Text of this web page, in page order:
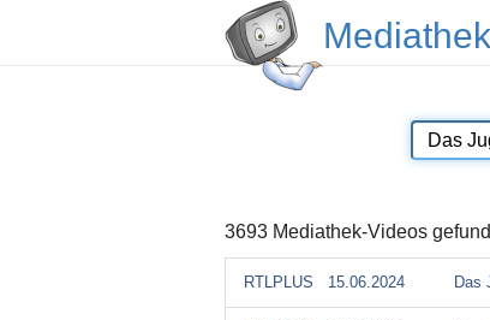
3693 Mediathek-Videos
RTLPLUS 15.06.2024 Das